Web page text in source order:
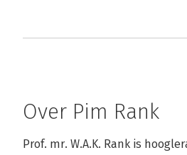
Over Pim Rank
Prof. mr. W.A.K. Rank is